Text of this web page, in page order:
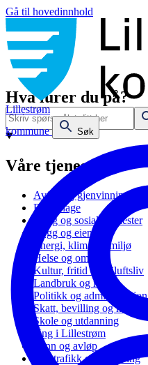
Gå til hovedinnhold
Lillestrøm
kommune
Søk
Hva lurer du på?
Våre tjenester
Avfall og gjenvinning
Barnehage
Bolig og sosiale tjenester
Bygg og eiendom
Energi, klima og miljø
Helse og omsorg
Kultur, fritid og friluftsliv
Landbruk og natur
Politikk og administrasjon
Skatt, bevilling og næring
Skole og utdanning
Ung i Lillestrøm
Vann og avløp
Vei, trafikk og parkering